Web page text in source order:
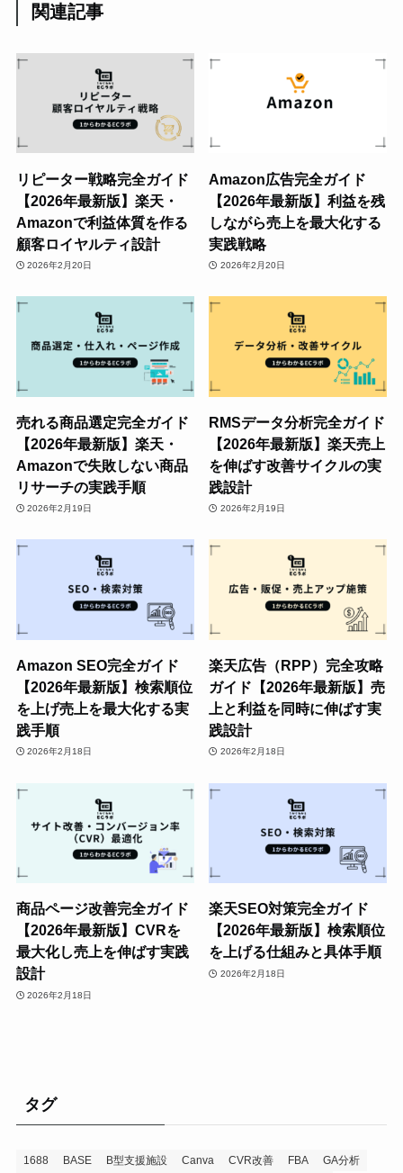
関連記事
リピーター戦略完全ガイド
【2026年最新版】楽天・
Amazonで利益体質を作る
顧客ロイヤルティ設計
2026年2月20日
Amazon広告完全ガイド
【2026年最新版】利益を残
しながら売上を最大化する
実践戦略
2026年2月20日
売れる商品選定完全ガイド
【2026年最新版】楽天・
Amazonで失敗しない商品
リサーチの実践手順
2026年2月19日
RMSデータ分析完全ガイド
【2026年最新版】楽天売上
を伸ばす改善サイクルの実
践設計
2026年2月19日
Amazon SEO完全ガイド
【2026年最新版】検索順位
を上げ売上を最大化する実
践手順
2026年2月18日
楽天広告（RPP）完全攻略
ガイド【2026年最新版】売
上と利益を同時に伸ばす実
践設計
2026年2月18日
商品ページ改善完全ガイド
【2026年最新版】CVRを
最大化し売上を伸ばす実践
設計
2026年2月18日
楽天SEO対策完全ガイド
【2026年最新版】検索順位
を上げる仕組みと具体手順
2026年2月18日
タグ
1688 BASE B型支援施設 Canva CVR改善 FBA
GA分析